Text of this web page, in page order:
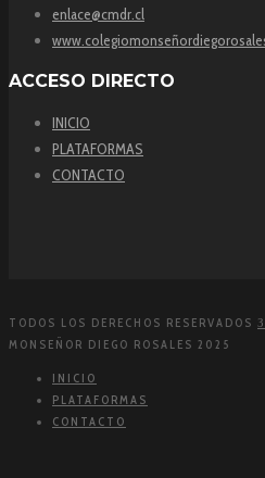
enlace@cmdr.cl
ACCESO DIRECTO
INICIO
PLATAFORMAS
CONTACTO
TODOS LOS DERECHOS RESERVADOS
MONSEÑOR DIEGO ROSALES 2025
INICIO
PLATAFORMAS
CONTACTO